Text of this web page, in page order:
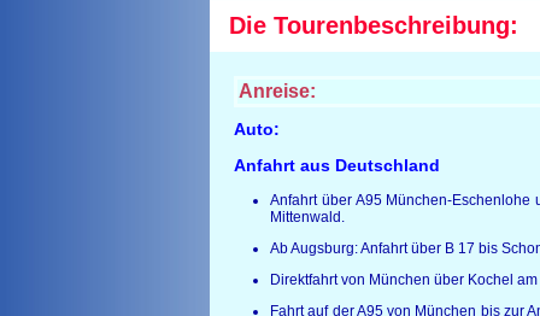
Die Tourenbeschreibung:
Anreise:
Auto:
Anfahrt aus Deutschland
Anfahrt über A95 München-
Mittenwald.
Ab Augsburg: Anfahrt über B 17 bis
Direktfahrt von München über Kochel
Fahrt auf der A95 von München bis zur